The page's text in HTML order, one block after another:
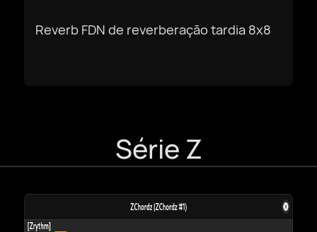
Reverb FDN de reverberação tardia 8x8
Série Z